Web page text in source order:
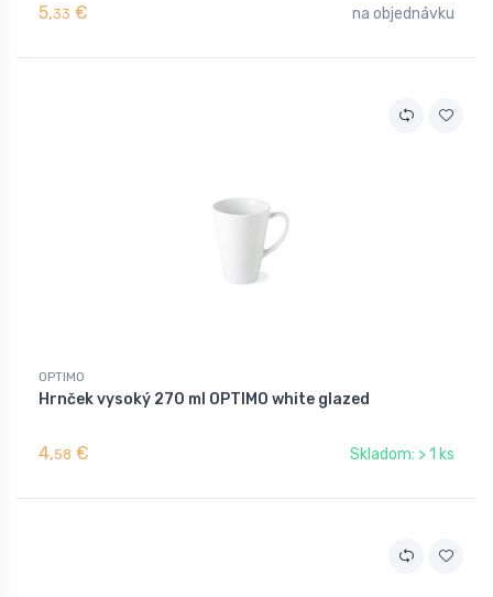
5,33 € na objednávku
OPTIMO
Hrnček vysoký 270 ml OPTIMO white glazed
4,58 € Skladom: > 1 ks